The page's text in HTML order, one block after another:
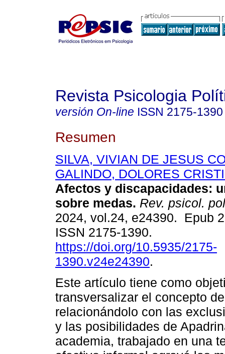
Revista Psicologia
versión On-line ISSN 2175-1390
Resumen
SILVA, VIVIAN DE JESUS
GALINDO, DOLORES
Afectos y discapacidades:
sobre medas. Rev. psicol.
2024, vol.24, e24390. Epub
ISSN 2175-1390.
https://doi.org/10.5935/2175-
1390.v24e24390.
Este artículo tiene como
transversalizar el concepto
relacionándolo con las
y las posibilidades de
academia, trabajado en una